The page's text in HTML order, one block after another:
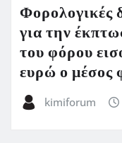
Φορολογικές
για την
του φόρου
ευρώ ο μέσος
kimiforum